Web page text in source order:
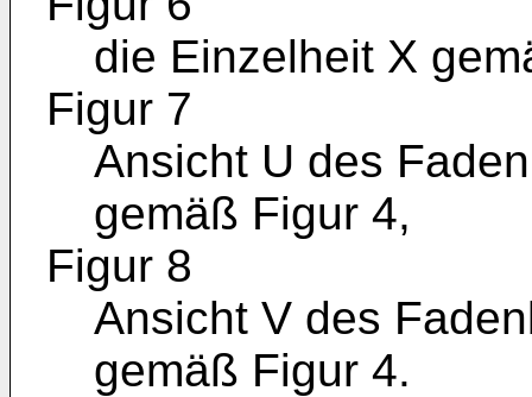
die Einzelheit X
Figur 7
Ansicht U des
gemäß Figur 4,
Figur 8
Ansicht V des
gemäß Figur 4.